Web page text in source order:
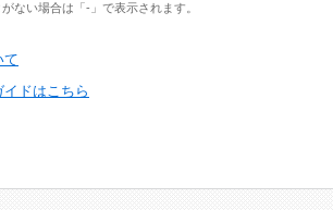
ない場合は「-」で表示されます。
て
ドはこちら